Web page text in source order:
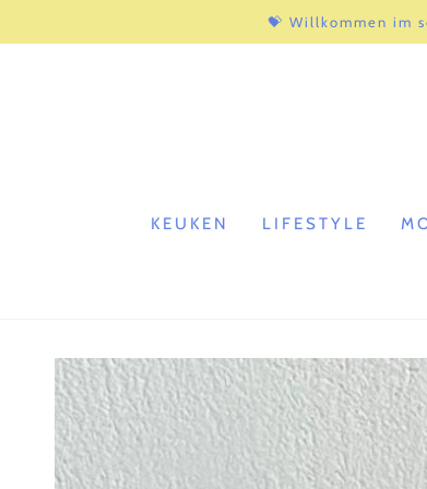
💝 Willkommen im
KEUKEN LIFESTYLE
ZU DEN
PRODUKTINFORMATIONEN
SPRINGEN